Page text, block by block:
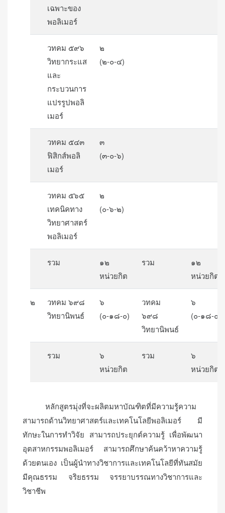
เฉพาะของ
พอลิเมอร์
วทคม ๕๙๖
วิทยากระแส
และ
กระบวนการ
แปรรูปพอลิ
เมอร์
๒
(๒-๐-๔)
วทคม ๕๔๓
ฟิสิกส์พอลิ
เมอร์
๓
(๓-๐-๖)
วทคม ๕๖๕
เทคนิคทาง
วิทยาศาสตร์
พอลิเมอร์
๒
(๐-๖-๒)
รวม
๑๒
หน่วยกิต
รวม
๑๒
หน่วยกิต
๒
วทคม ๖๙๘
วิทยานิพนธ์
๖
(๐-๑๘-๐)
วทคม
๖๙๘
วิทยานิพนธ์
๖
(๐-๑๘-๐)
รวม
๖
หน่วยกิต
รวม
๖
หน่วยกิต
หลักสูตรมุ่งที่จะผลิตมหาบัณฑิตที่มีความรู้ความ
สามารถด้านวิทยาศาสตร์และเทคโนโลยีพอลิเมอร์ มี
ทักษะในการทำวิจัย สามารถประยุกต์ความรู้ เพื่อพัฒนา
อุตสาหกรรมพอลิเมอร์ สามารถศึกษาค้นคว้าหาความรู้
ด้วยตนเอง เป็นผู้นำทางวิชาการและเทคโนโลยีที่ทันสมัย
มีคุณธรรม จริยธรรม จรรยาบรรณทางวิชาการและ
วิชาชีพ